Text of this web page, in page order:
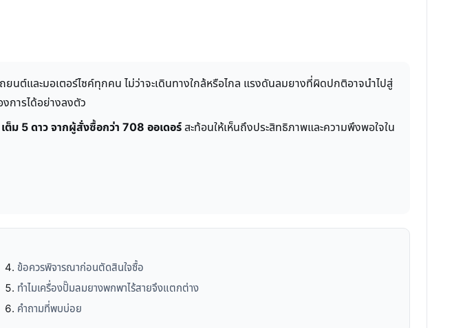
ต์และมอเตอร์ไซค์ทุกคน ไม่ว่าจะเดินทางใกล้หรือไกล แรงดันลมยางที่ผิดปกติอาจนำไปสู่
การได้อย่างลงตัว
ต็ม 5 ดาว จากผู้สั่งซื้อกว่า 708 ออเดอร์สะท้อนให้เห็นถึงประสิทธิภาพและความพึงพอใจใน
ข้อควรพิจารณาก่อนตัดสินใจซื้อ
ทำไมเครื่องปั๊มลมยางพกพาไร้สายจึงแตกต่าง
คำถามที่พบบ่อย